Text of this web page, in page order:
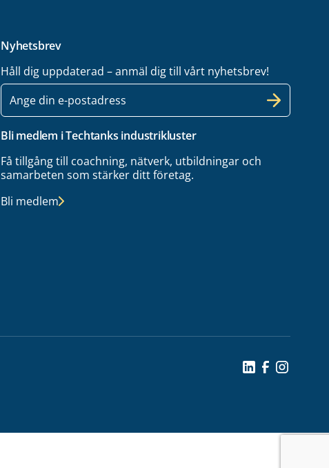
Nyhetsbrev
Håll dig uppdaterad – anmäl dig till vårt nyhetsbrev!
E-
post
Bli medlem i Techtanks industrikluster
Få tillgång till coachning, nätverk, utbildningar och
samarbeten som stärker ditt företag.
Bli medlem
Social Icon
Social Icon
Social